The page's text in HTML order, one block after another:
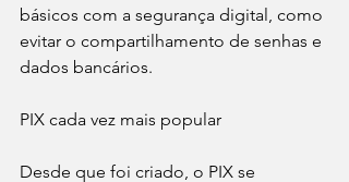
básicos com a segurança digital, como
evitar o compartilhamento de senhas e
dados bancários.
PIX cada vez mais popular
Desde que foi criado, o PIX se